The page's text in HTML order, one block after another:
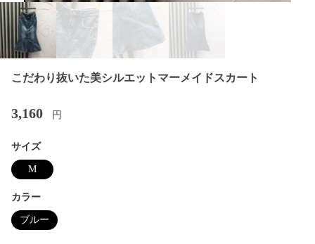
こだわり抜いた美シルエットマーメイドスカート
3,160 円
サイズ
M
カラー
ブルー